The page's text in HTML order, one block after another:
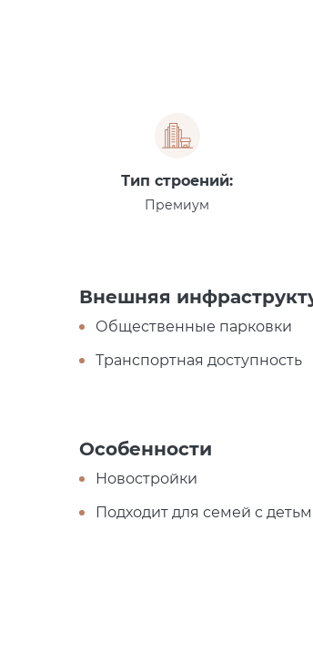
Тип строений:
Премиум
Внешняя
Общественные парковки
Транспортная доступность
Особенности
Новостройки
Подходит для семей с